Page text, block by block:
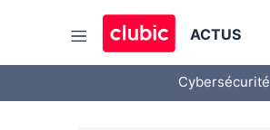
ACTUS
Cybersécurité